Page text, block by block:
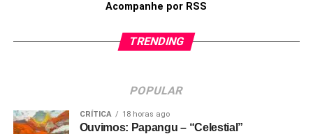
Acompanhe por RSS
TRENDING
POPULAR
CRÍTICA 18 horas ago
Ouvimos: Papangu – “Celestial”